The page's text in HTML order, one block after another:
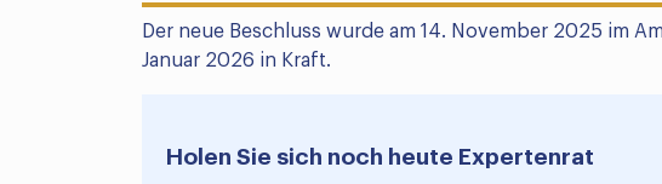
Der neue Beschluss wurde am 14. November 2025 im
Januar 2026 in Kraft.
Holen Sie sich noch heute Expertenrat